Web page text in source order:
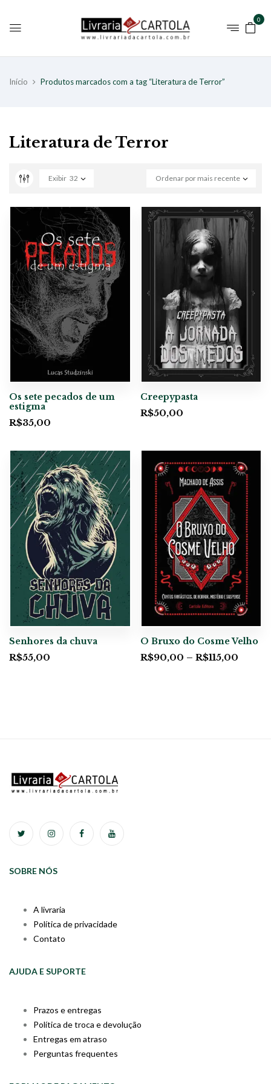
0
Início Produtos marcados com a tag “Literatura de Terror”
Literatura de Terror
Ordenar por mais recente
Exibir 32
Os sete pecados de um
estigma
R$35,00
Creepypasta
R$50,00
Senhores da chuva
R$55,00
O Bruxo do Cosme Velho
R$90,00 – R$115,00
SOBRE NÓS
A livraria
Política de privacidade
Contato
AJUDA E SUPORTE
Prazos e entregas
Política de troca e devolução
Entregas em atraso
Perguntas frequentes